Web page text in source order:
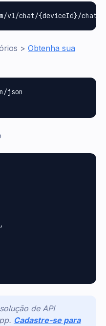
> Obtenha sua
json
de API
Cadastre-se para